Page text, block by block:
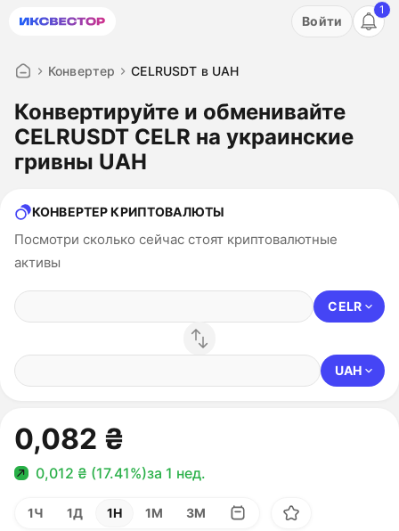
Акция: бесплатный пробный период на 3 дня!
Войти
1
Конвертер CELRUSDT в UAH
Конвертируйте и обменивайте
CELRUSDT CELR на украинские
гривны UAH
КОНВЕРТЕР КРИПТОВАЛЮТЫ
Посмотри сколько сейчас стоят криптовалютные
активы
CELR
UAH
0,082 ₴
0,012 ₴ (17.41%)за 1 нед.
1Ч 1Д 1Н 1М 3М